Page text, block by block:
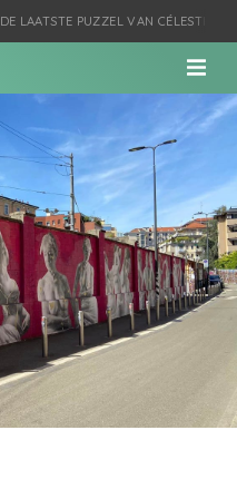
DE LAATSTE PUZZEL VAN CÉLESTIN